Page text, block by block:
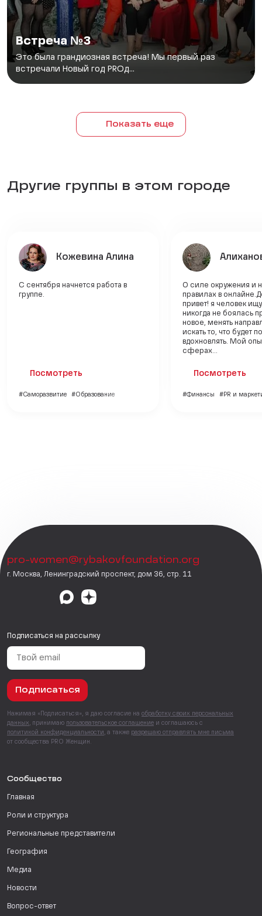
Встреча №3
Это была грандиозная встреча! Мы первый раз
встречали Новый год PROд...
Показать еще
Другие группы в этом городе
Кожевина Алина
С сентября начнется работа в
группе.
Посмотреть
#Саморазвитие #Образование
О силе окружения и
правилах в
привет! я человек
никогда не боялась
новое, менять
искать то, что будет
вдохновлять. Мой
сферах...
Посмотреть
#Финансы #PR и
pro-women@rybakovfoundation.org
г. Москва, Ленинградский проспект, дом 36, стр. 11
Подписаться на рассылку
Подписаться
Нажимая «Подписаться», я даю согласие на обработку своих персональных
данных , принимаю пользовательское соглашение и соглашаюсь с
политикой конфиденциальности , а также разрешаю отправлять мне письма
от сообщества PRO Женщин.
Сообщество
Главная
Роли и структура
Региональные представители
География
Медиа
Новости
Вопрос-ответ